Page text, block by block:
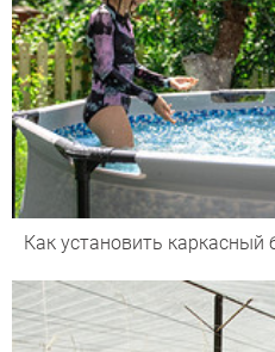
Как установить